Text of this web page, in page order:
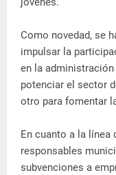
Como novedad, se
impulsar la
en la
potenciar el sector
otro para fomentar
En cuanto a la línea
responsables
subvenciones a